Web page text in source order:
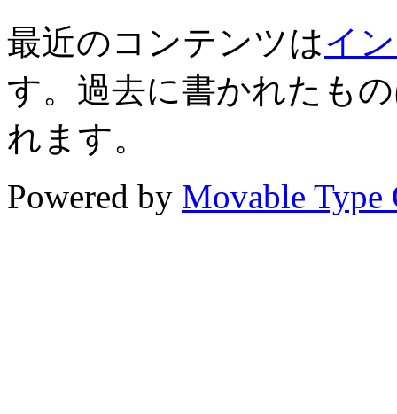
最近のコンテンツはイ
す。過去に書かれたも
れます。
Powered by Movable Type